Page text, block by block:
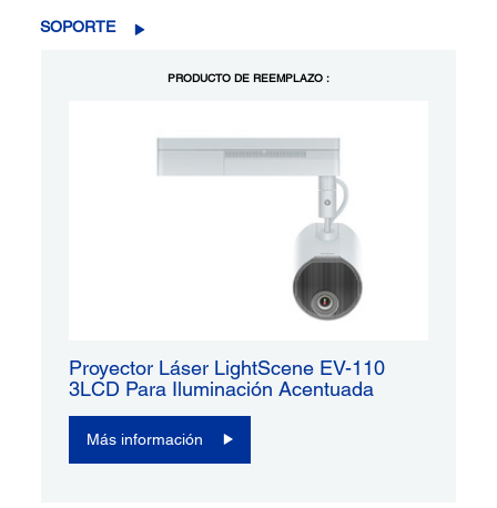
SOPORTE
PRODUCTO DE REEMPLAZO :
Proyector Láser LightScene EV-110
3LCD Para Iluminación Acentuada
Más información